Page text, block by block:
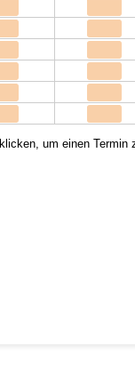
klicken, um einen Termin